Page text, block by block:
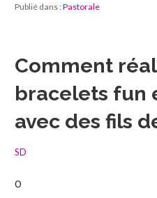
Publié dans :Pastorale
Comment
bracelets fun
avec des fils
SD
0